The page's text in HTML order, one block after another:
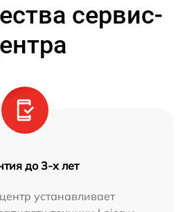
сервис-
до 3-х лет
устанавливает